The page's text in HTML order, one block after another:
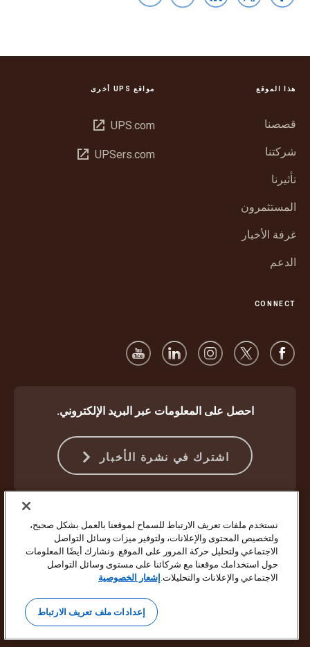
هذا الموقع
قصصنا
شركتنا
تأثيرنا
المستثمرون
غرفة الأخبار
الدعم
مواقع UPS أخرى
UPS.com فتح
نافذة
UPSers.com فتح
CONNECT
احصل على المعلومات عبر البريد الإلكتروني.
اشترك في نشرة الأخبار
إشعار الخصوصية
إعدادات ملفات تعريف الارتباط
جميع الحقوق محفوظة. لم تعد ترغب في تلقي تحديثات بالبريد الإلكتروني؟
إلغاء الاشتراك هنا
لتحديث جميع تفضيلات البريد الإلكتروني الأخرى الخاصة بشركة UPS أو إلغاء
الاشتراك في خدمة رسائل البريد الإلكتروني التسويقية من شركة UPS،
انقر
نستخدم ملفات تعريف الارتباط للسماح لموقعنا بالعمل بشكل صحيح،
ولتخصيص المحتوى والإعلانات، ولتوفير ميزات وسائل التواصل
الاجتماعي ولتحليل حركة المرور على الموقع. ونشارك أيضًا المعلومات
حول استخدامك موقعنا مع شركائنا على مستوى وسائل التواصل
الاجتماعي والإعلانات والتحليلات. إشعار الخصوصية
إعدادات ملف تعريف الارتباط